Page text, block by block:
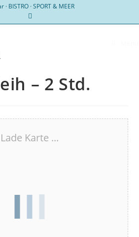
· BISTRO · SPORT & MEER
– 2 Std.
Lade Karte ...